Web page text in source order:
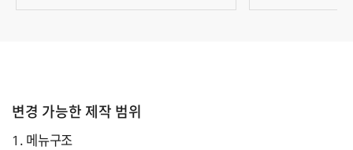
변경 가능한 제작 범위
1. 메뉴구조